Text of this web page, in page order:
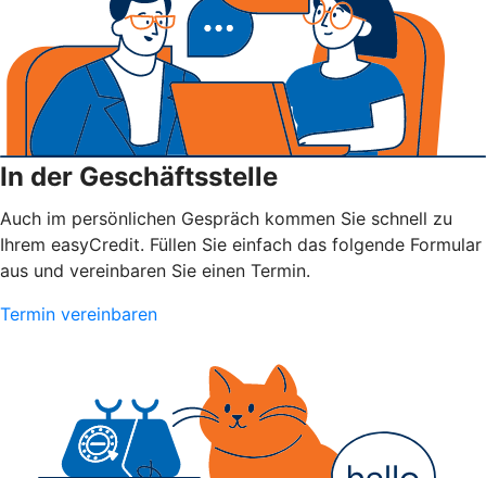
In der Geschäftsstelle
Auch im persönlichen Gespräch kommen Sie schnell zu
Ihrem easyCredit. Füllen Sie einfach das folgende Formular
aus und vereinbaren Sie einen Termin.
Termin vereinbaren